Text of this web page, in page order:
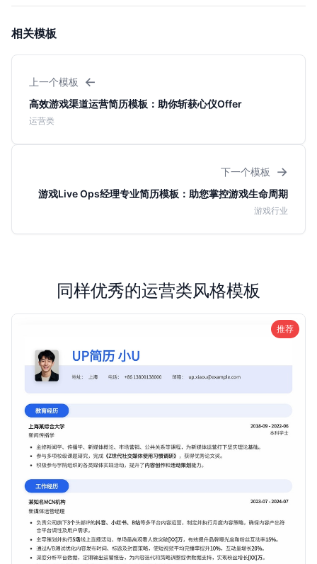
相关模板
上一个模板 ←
高效游戏渠道运营简历模板：助你斩获心仪Offer
运营类
下一个模板 →
游戏Live Ops经理专业简历模板：助您掌控游戏生命周期
游戏行业
同样优秀的运营类风格模板
推荐